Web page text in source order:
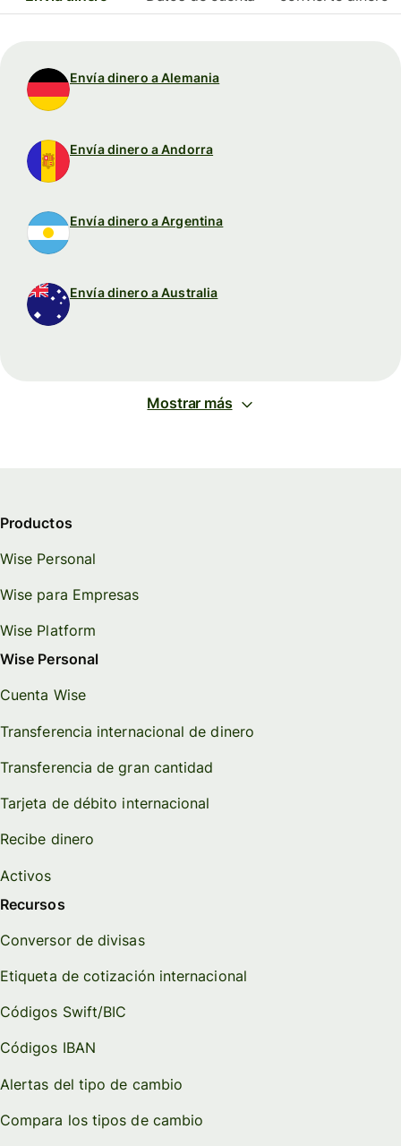
Envía dinero a Alemania
Envía dinero a Andorra
Envía dinero a Argentina
Envía dinero a Australia
Mostrar más
Productos
Wise Personal
Wise para Empresas
Wise Platform
Wise Personal
Cuenta Wise
Transferencia internacional de dinero
Transferencia de gran cantidad
Tarjeta de débito internacional
Recibe dinero
Activos
Recursos
Conversor de divisas
Etiqueta de cotización internacional
Códigos Swift/BIC
Códigos IBAN
Alertas del tipo de cambio
Compara los tipos de cambio